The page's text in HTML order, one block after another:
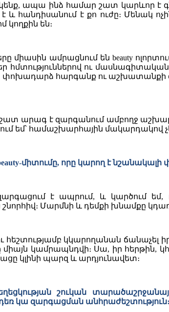
ապա ինձ համար շատ կարևոր է
հանդիսանում է քո ուժը։ Մենակ
կողքին են։
միասին ամրացնում են beauty
հմտություններով ու
փոխադարձ հարգանք ու
շատ արագ է զարգանում ամբողջ
եմ՝ համաշխարհային մակարդակով
միտումը, որը կարող է
է ապրում, և կարծում
Մարմնի և դեմքի խնամքը
կկարողանան ճանաչել
միայն կամրապնդվի։ Սա, իր
կլինի պարզ և արդյունավետ։
շուկան
դեռ կա զարգացման անհրաժեշտություն։